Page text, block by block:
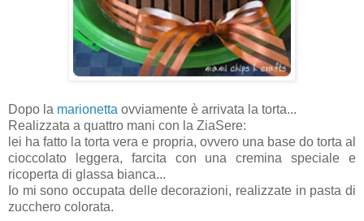
Dopo la marionetta ovviamente è arrivata la torta...
Realizzata a quattro mani con la ZiaSere:
lei ha fatto la torta vera e propria, ovvero una base do torta al
cioccolato leggera, farcita con una cremina speciale e
ricoperta di glassa bianca...
Io mi sono occupata delle decorazioni, realizzate in pasta di
zucchero colorata.